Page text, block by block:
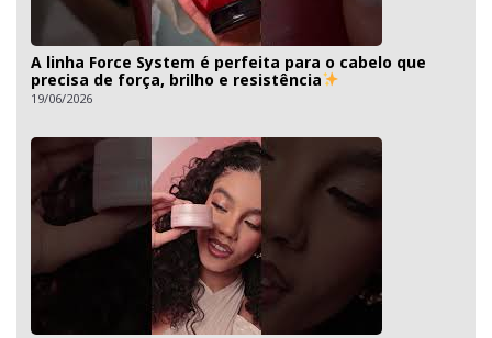
A linha Force System é perfeita para o cabelo que
precisa de força, brilho e resistência
19/06/2026